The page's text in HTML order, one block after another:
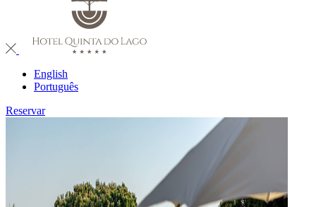
English
Português
Reservar